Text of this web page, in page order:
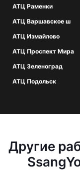
АТЦ Раменки
АТЦ Варшавское ш
АТЦ Измайлово
АТЦ Проспект Мира
АТЦ Зеленоград
АТЦ Подольск
Другие